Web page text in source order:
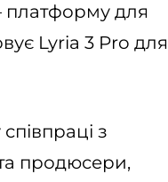
платформу для
Lyria 3 Pro для
з
продюсери,